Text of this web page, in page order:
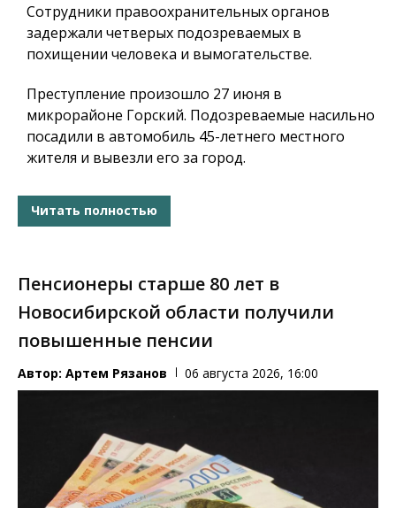
Сотрудники правоохранительных органов
задержали четверых подозреваемых в
похищении человека и вымогательстве.
Преступление произошло 27 июня в
микрорайоне Горский. Подозреваемые насильно
посадили в автомобиль 45-летнего местного
жителя и вывезли его за город.
Читать полностью
Пенсионеры старше 80 лет в
Новосибирской области получили
повышенные пенсии
Автор: Артем Рязанов 06 августа 2026, 16:00